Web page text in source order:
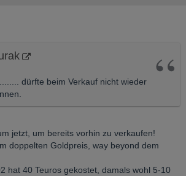
dürfte beim Verkauf nicht wieder
jetzt, um bereits vorhin zu verkaufen!
doppelten Goldpreis, way beyond dem
hat 40 Teuros gekostet, damals wohl 5-10